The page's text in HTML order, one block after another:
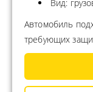
Вид:
Автомобиль
требующих